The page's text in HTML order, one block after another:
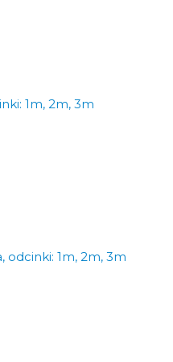
1m, 2m, 3m
odcinki: 1m, 2m, 3m